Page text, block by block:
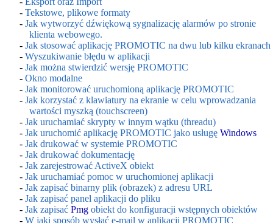
- Tekstowe, plikowe formaty
- Jak wytworzyć dźwiękową sygnalizację alarmów po stronie
klienta webowego.
- Jak stosować aplikację PROMOTIC na dwu lub kilku ekranach
- Wyszukiwanie błędu w aplikacji
- Jak można stwierdzić wersję PROMOTIC
- Okno modalne
- Jak monitorować uruchomioną aplikację PROMOTIC
- Jak korzystać z klawiatury na ekranie w celu wprowadzania
wartości myszką (touchscreen)
- Jak uruchamiać skrypty w innym wątku (threadu)
- Jak uruchomić aplikację PROMOTIC jako usługę Windows
- Jak drukować w systemie PROMOTIC
- Jak drukować dokumentację
- Jak zarejestrować ActiveX obiekt
- Jak uruchamiać pomoc w uruchomionej aplikacji
- Jak zapisać binarny plik (obrazek) z adresu URL
- Jak zapisać panel aplikacji do pliku
- Jak zapisać Pmg obiekt do konfiguracji wstępnych obiektów
- W jaki sposób wysłać e-mail w aplikacji PROMOTIC